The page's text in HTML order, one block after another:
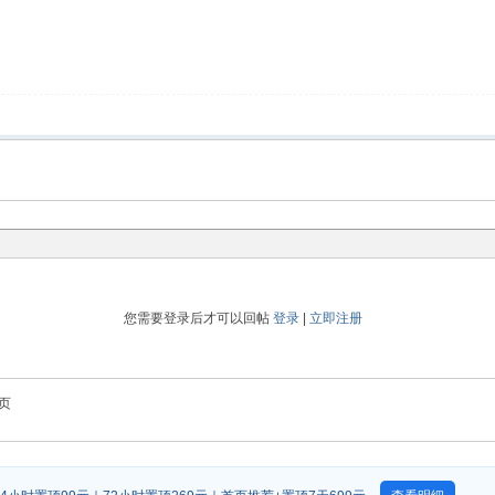
您需要登录后才可以回帖 登录| 立即注册